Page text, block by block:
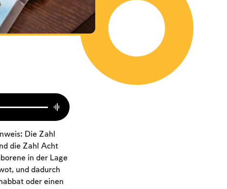
Die Zahl
die Zahl Acht
in der Lage
und dadurch
oder einen